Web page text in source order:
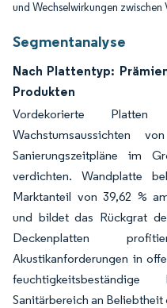
und Wechselwirkungen zwischen
Segmentanalyse
Nach Plattentyp:
Produkten
Vordekorierte
Wachstumsaussichten
Sanierungszeitpläne im
verdichten. Wandplatte
Marktanteil von 39,62 %
und bildet das Rückgrat
Deckenplatten
Akustikanforderungen in
Sanitärbereich an Beliebtheit